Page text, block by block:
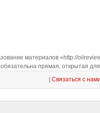
материалов «http://
прямая, открытая
Связаться с